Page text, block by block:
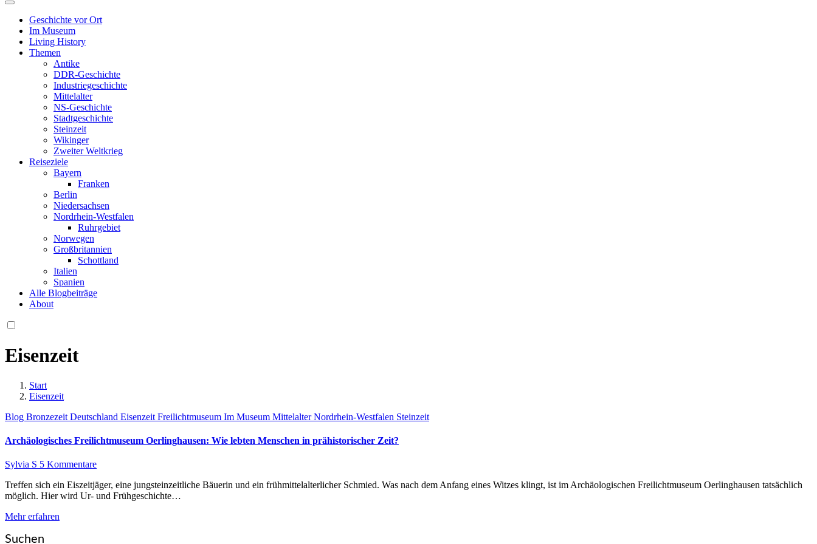
Geschichte vor Ort
Im Museum
Living History
Themen
Antike
DDR-Geschichte
Industriegeschichte
Mittelalter
NS-Geschichte
Stadtgeschichte
Steinzeit
Wikinger
Zweiter Weltkrieg
Reiseziele
Bayern
Franken
Berlin
Niedersachsen
Nordrhein-Westfalen
Ruhrgebiet
Norwegen
Großbritannien
Schottland
Italien
Spanien
Alle Blogbeiträge
About
Eisenzeit
Start
Eisenzeit
Blog Bronzezeit Deutschland Eisenzeit Freilichtmuseum Im Museum MittelalterNordrhein-Westfalen Steinzeit
Archäologisches Freilichtmuseum Oerlinghausen: Wie lebten Menschen in prähistorischer Zeit?
Sylvia S 5 Kommentare
Treffen sich ein Eiszeitjäger, eine jungsteinzeitliche Bäuerin und ein frühmittelalterlicher Schmied. Was nach dem Anfang eines Witzes klingt, ist im Archäologischen Freilichtmuseum Oerlinghausen tatsächlich
möglich. Hier wird Ur- und Frühgeschichte…
Mehr erfahren
Suchen